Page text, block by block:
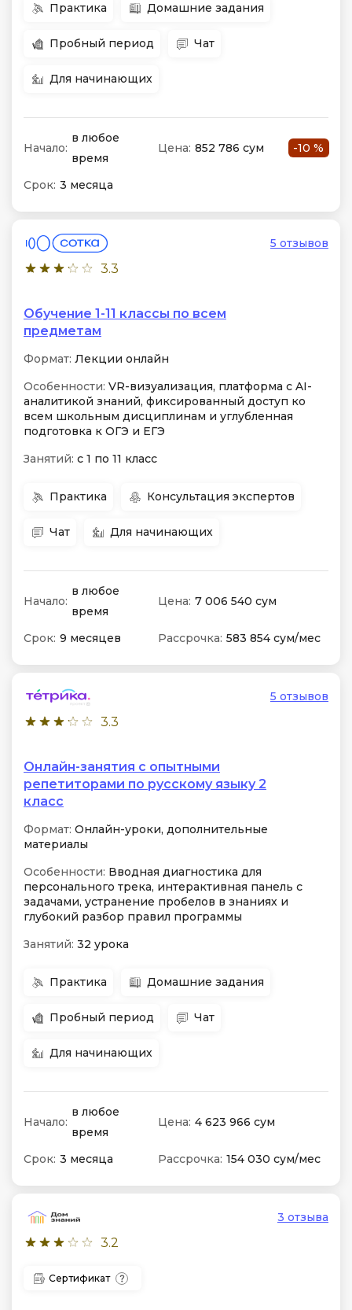
Практика Домашние задания
Пробный период Чат
Для начинающих
Начало:
в любое
время
Цена: 852 786 сум -10 %
Срок: 3 месяца
3.3
5 отзывов
Обучение 1-11 классы по всем
предметам
Формат: Лекции онлайн
Особенности: VR-визуализация, платформа с AI-
аналитикой знаний, фиксированный доступ ко
всем школьным дисциплинам и углубленная
подготовка к ОГЭ и ЕГЭ
Занятий: с 1 по 11 класс
Практика Консультация экспертов
Чат Для начинающих
Начало:
в любое
время
Цена: 7 006 540 сум
Срок: 9 месяцев Рассрочка: 583 854 сум/мес
3.3
5 отзывов
Онлайн-занятия с опытными
репетиторами по русскому языку 2
класс
Формат: Онлайн-уроки, дополнительные
материалы
Особенности: Вводная диагностика для
персонального трека, интерактивная панель с
задачами, устранение пробелов в знаниях и
глубокий разбор правил программы
Занятий: 32 урока
Практика Домашние задания
Пробный период Чат
Для начинающих
Начало:
в любое
время
Цена: 4 623 966 сум
Срок: 3 месяца Рассрочка: 154 030 сум/мес
3.2
3 отзыва
Сертификат